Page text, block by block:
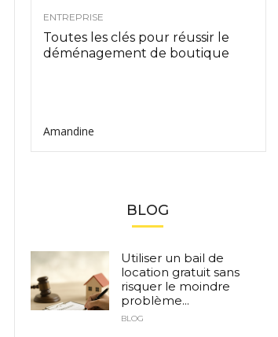
ENTREPRISE
Toutes les clés pour réussir le
déménagement de boutique
Amandine
BLOG
Utiliser un bail de
location gratuit sans
risquer le moindre
problème...
BLOG